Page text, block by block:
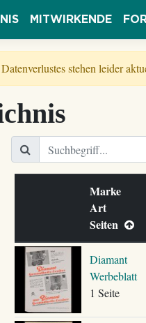
MITWIRKENDE
stehen leider
Marke
Art
Seiten
Diamant
Werbeblatt
1 Seite